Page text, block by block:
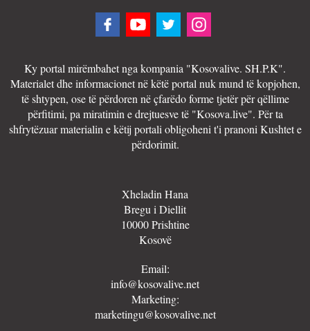
Ky portal mirëmbahet nga kompania "Kosovalive. SH.P.K".
Materialet dhe informacionet në këtë portal nuk mund të kopjohen,
të shtypen, ose të përdoren në çfarëdo forme tjetër për qëllime
përfitimi, pa miratimin e drejtuesve të "Kosova.live". Për ta
shfrytëzuar materialin e këtij portali obligoheni t'i pranoni Kushtet e
përdorimit.
Xheladin Hana
Bregu i Diellit
10000 Prishtine
Kosovë
Email:
info@kosovalive.net
Marketing:
marketingu@kosovalive.net